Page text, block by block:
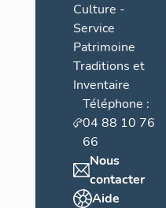
Culture -
Service
Patrimoine
Traditions et
Inventaire
Téléphone :
04 88 10 76
66
Nous
contacter
Aide